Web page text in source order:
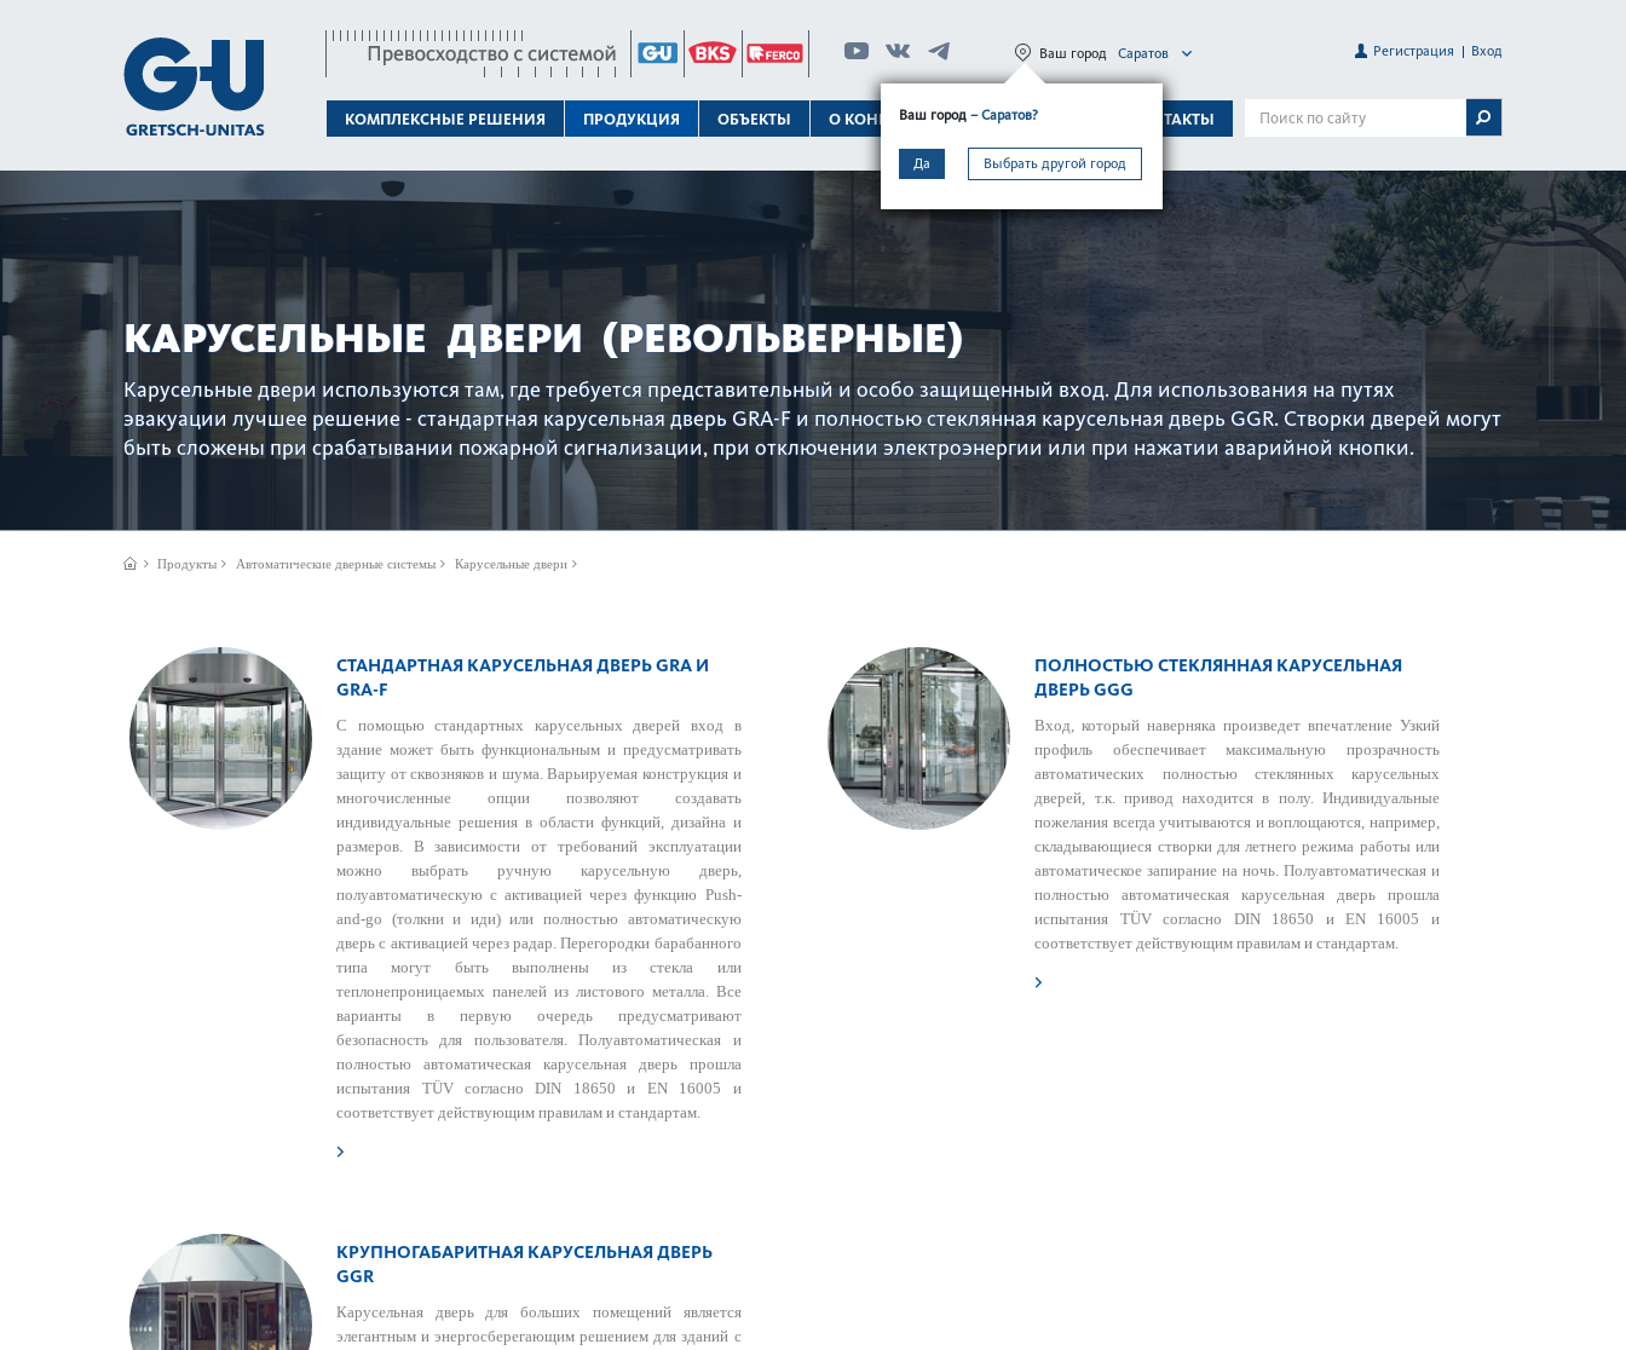
КОМПЛЕКСНЫЕ РЕШЕНИЯ ПРОДУКЦИЯ ОБЪЕКТЫ О КОНЦЕРНЕ ТЕХПОДДЕРЖКА КОНТАКТЫ
Ваш город – Саратов?
Да Выбрать другой город
Ваш город Саратов Регистрация Вход
КАРУСЕЛЬНЫЕ ДВЕРИ (РЕВОЛЬВЕРНЫЕ)
Карусельные двери используются там, где требуется представительный и особо защищенный вход. Для использования на путях
эвакуации лучшее решение - стандартная карусельная дверь GRA-F и полностью стеклянная карусельная дверь GGR. Створки дверей могут
быть сложены при срабатывании пожарной сигнализации, при отключении электроэнергии или при нажатии аварийной кнопки.
Продукты Автом­ат­ические дверные сис­темы Карусельные двери
CТАНДАРТНАЯ КАРУСЕЛЬНАЯ ДВЕРЬ GRA И
GRA-F
С помощью стандартных карусельных дверей вход в
здание может быть функциональным и предусматривать
защиту от сквозняков и шума. Варьируемая конструкция и
многочисленные опции позволяют создавать
индивидуальные решения в области функций, дизайна и
размеров. В зависимости от требований эксплуатации
можно выбрать ручную карусельную дверь,
полуавтоматическую с активацией через функцию Рush-
and-go (толкни и иди) или полностью автоматическую
дверь с активацией через радар. Перегородки барабанного
типа могут быть выполнены из стекла или
теплонепроницаемых панелей из листового металла. Все
варианты в первую очередь предусматривают
безопасность для пользователя. Полуавтоматическая и
полностью автоматическая карусельная дверь прошла
испытания TÜV согласно DIN 18650 и EN 16005 и
соответствует действующим правилам и стандартам.
ПОЛНОСТЬЮ СТЕКЛЯННАЯ КАРУСЕЛЬНАЯ
ДВЕРЬ GGG
Вход, который наверняка произведет впечатление Узкий
профиль обеспечивает максимальную прозрачность
автоматических полностью стеклянных карусельных
дверей, т.к. привод находится в полу. Индивидуальные
пожелания всегда учитываются и воплощаются, например,
складывающиеся створки для летнего режима работы или
автоматическое запирание на ночь. Полуавтоматическая и
полностью автоматическая карусельная дверь прошла
испытания TÜV согласно DIN 18650 и EN 16005 и
соответствует действующим правилам и стандартам.
КРУПНОГАБАРИТНАЯ КАРУСЕЛЬНАЯ ДВЕРЬ
GGR
Карусельная дверь для больших помещений является
элегантным и энергосберегающим решением для зданий с